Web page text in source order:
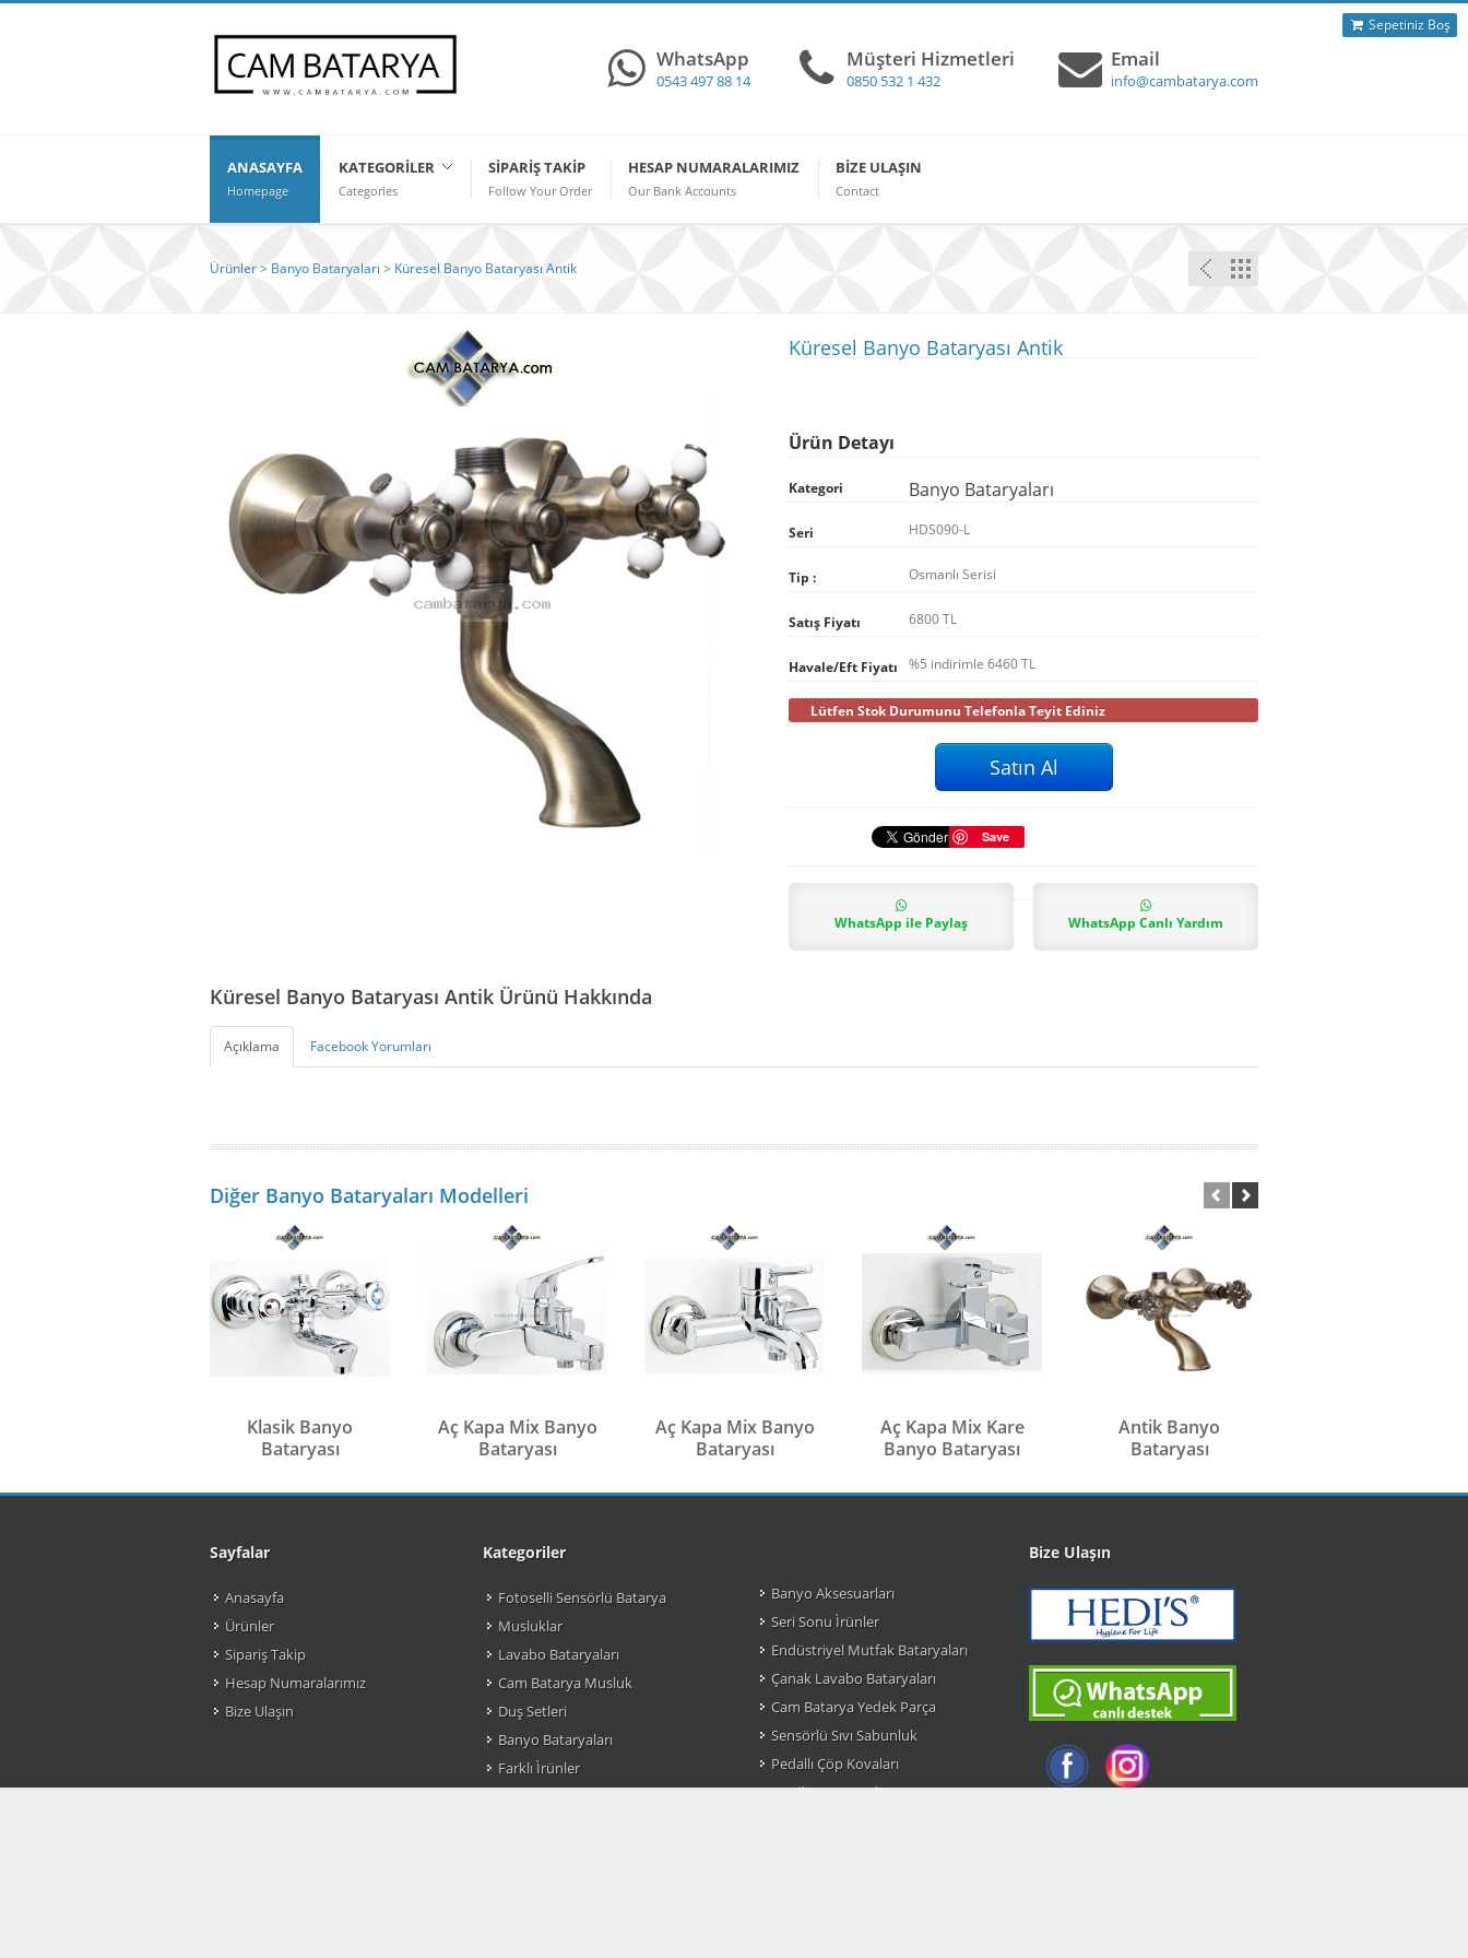
Sepetiniz Boş
WhatsApp
0543 497 88 14
Müşteri Hizmetleri
0850 532 1 432
Email
info@cambatarya.com
ANASAYFA
Homepage
KATEGORILER
Categories
SIPARIŞ TAKIP
Follow Your Order
HESAP NUMARALARIMIZ
Our Bank Accounts
BIZE ULAŞIN
Contact
Ürünler> Banyo Bataryaları > Küresel Banyo Bataryası Antik
Küresel Banyo Bataryası Antik
Ürün Detayı
Kategori Banyo Bataryaları
Seri HDS090-L
Tip : Osmanlı Serisi
Satış Fiyatı 6800 TL
Havale/Eft Fiyatı %5 indirimle 6460TL
Lütfen Stok Durumunu Telefonla Teyit Ediniz
Save
WhatsApp ile Paylaş WhatsApp Canlı Yardım
Küresel Banyo Bataryası Antik Ürünü Hakkında
Açıklama Facebook Yorumları
Diğer Banyo Bataryaları Modelleri
Klasik Banyo
Bataryası
Aç Kapa Mix Banyo
Bataryası
Aç Kapa Mix Banyo
Bataryası
Aç Kapa Mix Kare
Banyo Bataryası
Antik Banyo
Bataryası
Sayfalar
Anasayfa
Ürünler
Sipariş Takip
Hesap Numaralarımız
Bize Ulaşın
Kategoriler
Fotoselli Sensörlü Batarya
Musluklar
Lavabo Bataryaları
Cam Batarya Musluk
Duş Setleri
Banyo Bataryaları
Farklı Ìrünler
Banyo Aksesuarları
Seri Sonu Ìrünler
Endüstriyel Mutfak Bataryaları
Çanak Lavabo Bataryaları
Cam Batarya Yedek Parça
Sensörlü Sıvı Sabunluk
Pedallı Çöp Kovaları
Pratik Çöp Kovaları
Bize Ulaşın